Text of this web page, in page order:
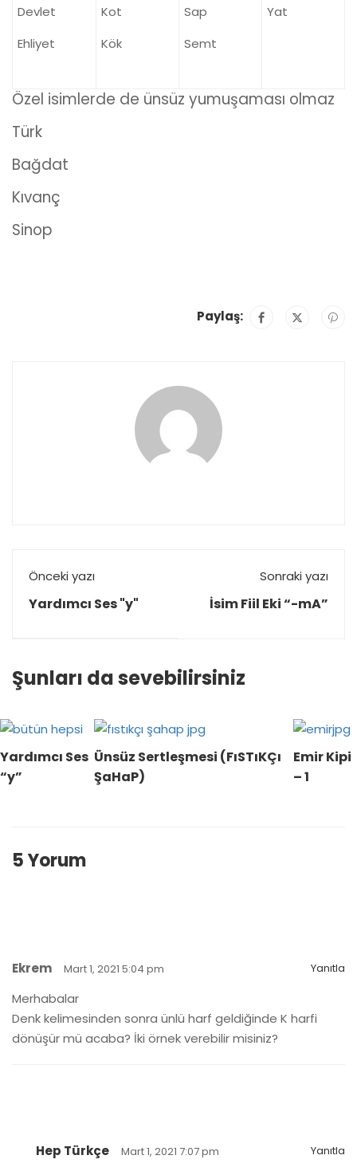
Devlet
Ehliyet
Kot
Kök
Sap
Semt
Yat
Özel isimlerde de ünsüz yumuşaması olmaz
Türk
Bağdat
Kıvanç
Sinop
Paylaş:
Önceki yazı
Yardımcı Ses "y"
Sonraki yazı
İsim Fiil Eki “-mA”
Şunları da sevebilirsiniz
Yardımcı Ses
“y”
Ünsüz Sertleşmesi (FıSTıKÇı
ŞaHaP)
Emir Kipi
– 1
5 Yorum
Ekrem Mart 1, 2021 5:04 pm Yanıtla
Merhabalar
Denk kelimesinden sonra ünlü harf geldiğinde K harfi
dönüşür mü acaba? İki örnek verebilir misiniz?
Hep Türkçe Mart 1, 2021 7:07 pm Yanıtla